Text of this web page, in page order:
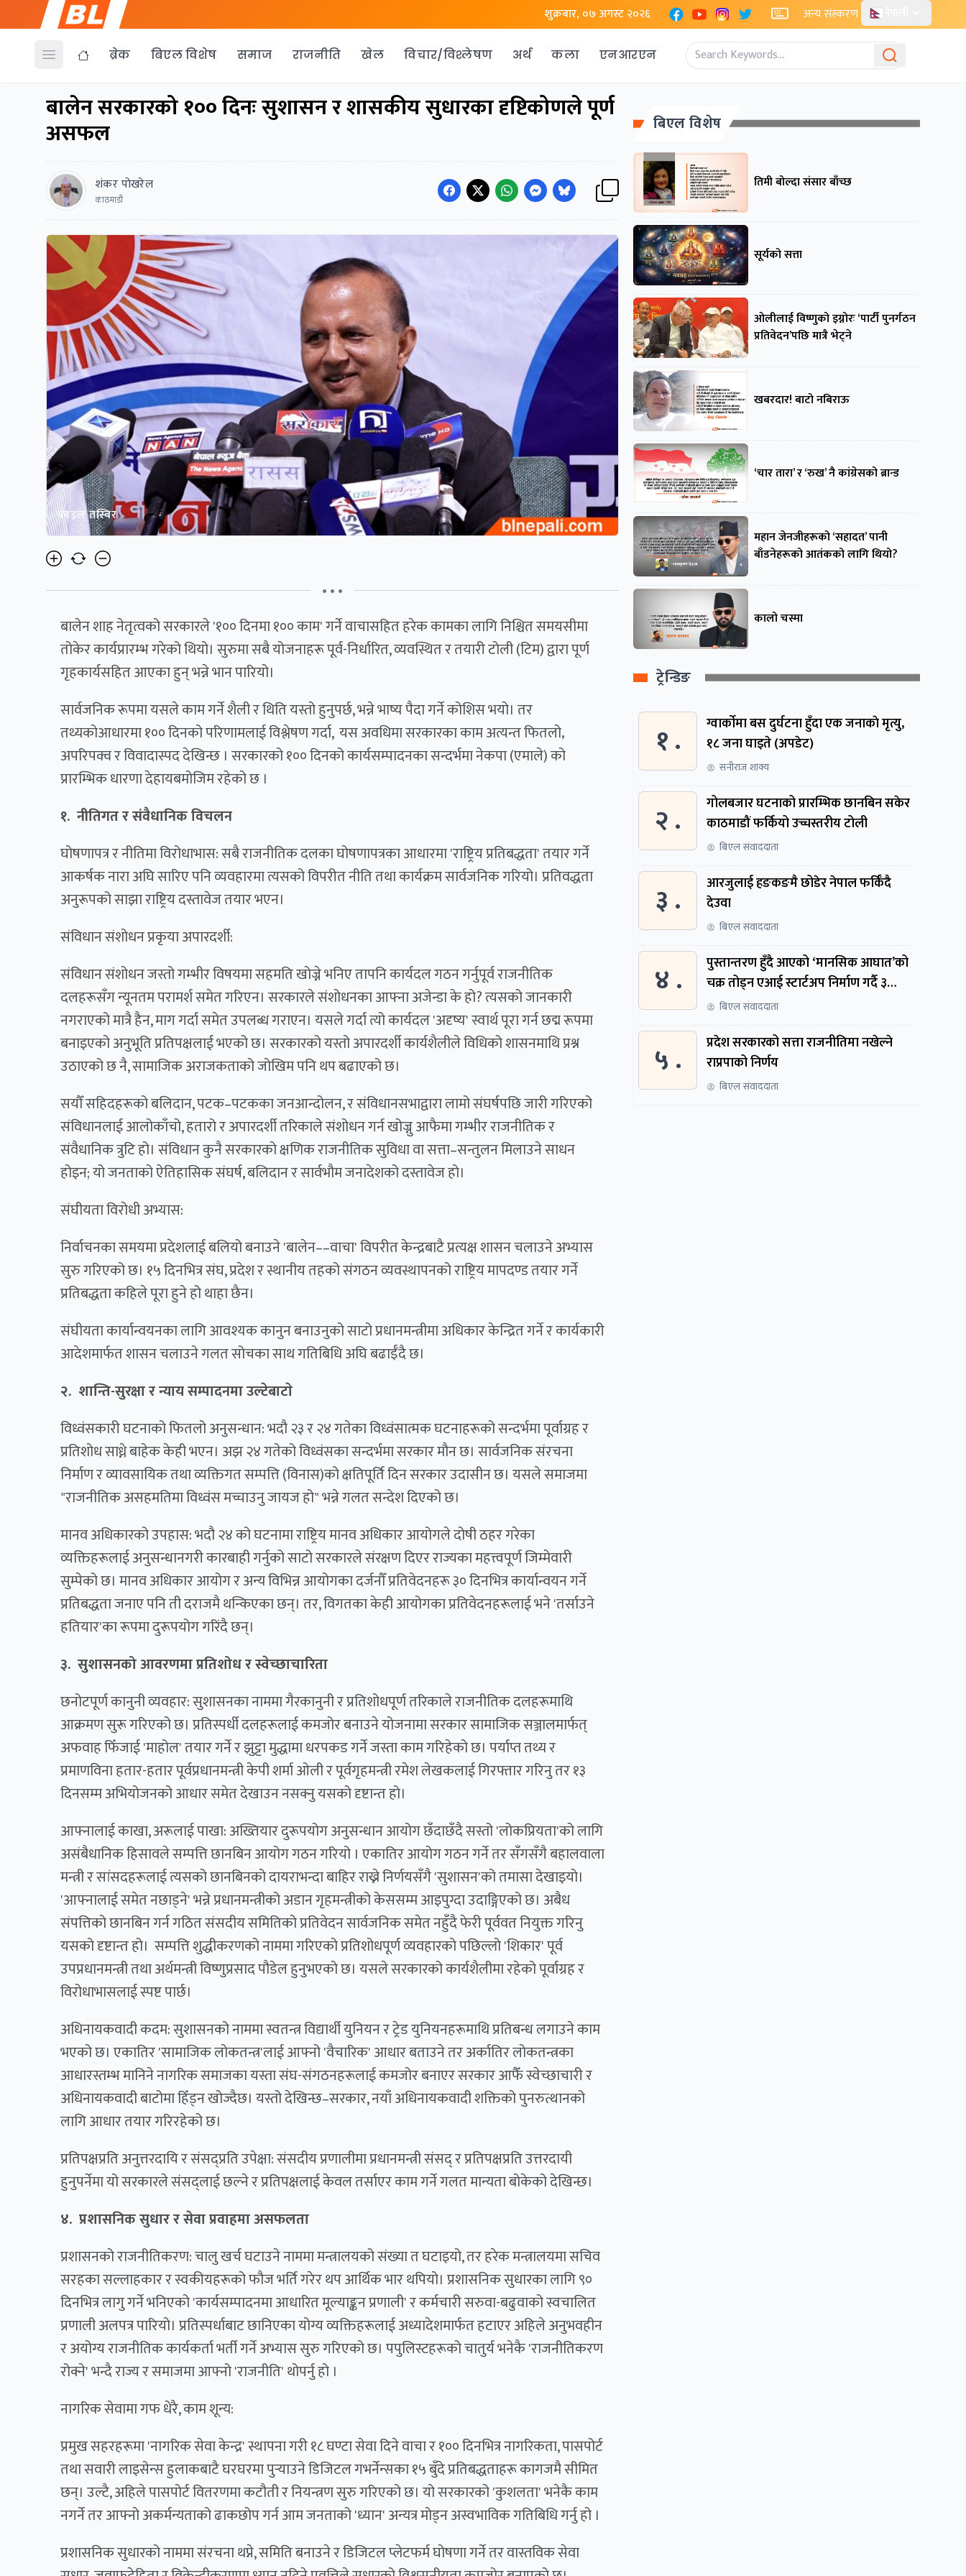
शुक्रबार, ०७ अगस्ट २०२६ FacebookYouTubeInstagram
X अन्य संस्करण
Open menu ब्रेक बिएल विशेष समाज राजनीति खेल विचार/विश्लेषण अर्थ कला एनआरएन
बालेन सरकारको १०० दिनः सुशासन र शासकीय सुधारका दृष्टिकोणले पूर्ण
असफल
शंकर पोखरेल
काठमाडौं
फाइल तस्बिर
• • •
बालेन शाह नेतृत्वको सरकारले '१०० दिनमा १०० काम' गर्ने वाचासहित हरेक कामका लागि निश्चित समयसीमा
तोकेर कार्यप्रारम्भ गरेको थियो। सुरुमा सबै योजनाहरू पूर्व-निर्धारित, व्यवस्थित र तयारी टोली (टिम) द्वारा पूर्ण
गृहकार्यसहित आएका हुन् भन्ने भान पारियो।
सार्वजनिक रूपमा यसले काम गर्ने शैली र थिति यस्तो हुनुपर्छ, भन्ने भाष्य पैदा गर्ने कोशिस भयो। तर
तथ्यकोआधारमा १०० दिनको परिणामलाई विश्लेषण गर्दा, यस अवधिमा सरकारका काम अत्यन्त फितलो‚
अपरिपक्व र विवादास्पद देखिन्छ । सरकारको १०० दिनको कार्यसम्पादनका सन्दर्भमा नेकपा (एमाले) को
प्रारम्भिक धारणा देहायबमोजिम रहेको छ ।
१. नीतिगत र संवैधानिक विचलन
घोषणापत्र र नीतिमा विरोधाभास: सबै राजनीतिक दलका घोषणापत्रका आधारमा 'राष्ट्रिय प्रतिबद्धता' तयार गर्ने
आकर्षक नारा अघि सारिए पनि व्यवहारमा त्यसको विपरीत नीति तथा कार्यक्रम सार्वजनिक गरियो। प्रतिवद्धता
अनुरूपको साझा राष्ट्रिय दस्तावेज तयार भएन।
संविधान संशोधन प्रकृया अपारदर्शी:
संविधान संशोधन जस्तो गम्भीर विषयमा सहमति खोज्ने भनिए तापनि कार्यदल गठन गर्नुपूर्व राजनीतिक
दलहरूसँग न्यूनतम परामर्श समेत गरिएन। सरकारले संशोधनका आफ्ना अजेन्डा के हो? त्यसको जानकारी
नगराएको मात्रै हैन, माग गर्दा समेत उपलब्ध गराएन। यसले गर्दा त्यो कार्यदल 'अदृष्य' स्वार्थ पूरा गर्न छद्म रूपमा
बनाइएको अनुभूति प्रतिपक्षलाई भएको छ। सरकारको यस्तो अपारदर्शी कार्यशैलीले विधिको शासनमाथि प्रश्न
उठाएको छ नै, सामाजिक अराजकताको जोखिम पनि थप बढाएको छ।
सयौँ सहिदहरूको बलिदान, पटक–पटकका जनआन्दोलन, र संविधानसभाद्वारा लामो संघर्षपछि जारी गरिएको
संविधानलाई आलोकाँचो, हतारो र अपारदर्शी तरिकाले संशोधन गर्न खोज्नु आफैमा गम्भीर राजनीतिक र
संवैधानिक त्रुटि हो। संविधान कुनै सरकारको क्षणिक राजनीतिक सुविधा वा सत्ता–सन्तुलन मिलाउने साधन
होइन; यो जनताको ऐतिहासिक संघर्ष, बलिदान र सार्वभौम जनादेशको दस्तावेज हो।
संघीयता विरोधी अभ्यास:
निर्वाचनका समयमा प्रदेशलाई बलियो बनाउने 'बालेन––वाचा' विपरीत केन्द्रबाटै प्रत्यक्ष शासन चलाउने अभ्यास
सुरु गरिएको छ। १५ दिनभित्र संघ, प्रदेश र स्थानीय तहको संगठन व्यवस्थापनको राष्ट्रिय मापदण्ड तयार गर्ने
प्रतिबद्धता कहिले पूरा हुने हो थाहा छैन।
संघीयता कार्यान्वयनका लागि आवश्यक कानुन बनाउनुको साटो प्रधानमन्त्रीमा अधिकार केन्द्रित गर्ने र कार्यकारी
आदेशमार्फत शासन चलाउने गलत सोचका साथ गतिबिधि अघि बढाईँदै छ।
२. शान्ति-सुरक्षा र न्याय सम्पादनमा उल्टेबाटाे
विध्वंसकारी घटनाको फितलो अनुसन्धान: भदौ २३ र २४ गतेका विध्वंसात्मक घटनाहरूको सन्दर्भमा पूर्वाग्रह र
प्रतिशोध साध्ने बाहेक केही भएन। अझ २४ गतेको विध्वंसका सन्दर्भमा सरकार मौन छ। सार्वजनिक संरचना
निर्माण र व्यावसायिक तथा व्यक्तिगत सम्पत्ति (विनास)को क्षतिपूर्ति दिन सरकार उदासीन छ। यसले समाजमा
"राजनीतिक असहमतिमा विध्वंस मच्चाउनु जायज हो" भन्ने गलत सन्देश दिएको छ।
मानव अधिकारको उपहास: भदौ २४ को घटनामा राष्ट्रिय मानव अधिकार आयोगले दोषी ठहर गरेका
व्यक्तिहरूलाई अनुसन्धानगरी कारबाही गर्नुको साटो सरकारले संरक्षण दिएर राज्यका महत्त्वपूर्ण जिम्मेवारी
सुम्पेको छ। मानव अधिकार आयोग र अन्य विभिन्न आयोगका दर्जनौँ प्रतिवेदनहरू ३० दिनभित्र कार्यान्वयन गर्ने
प्रतिबद्धता जनाए पनि ती दराजमै थन्किएका छन्। तर, विगतका केही आयोगका प्रतिवेदनहरूलाई भने 'तर्साउने
हतियार'का रूपमा दुरूपयोग गरिंदै छन्।
३. सुशासनको आवरणमा प्रतिशोध र स्वेच्छाचारिता
छनोटपूर्ण कानुनी व्यवहार: सुशासनका नाममा गैरकानुनी र प्रतिशोधपूर्ण तरिकाले राजनीतिक दलहरूमाथि
आक्रमण सुरू गरिएको छ। प्रतिस्पर्धी दलहरूलाई कमजोर बनाउने योजनामा सरकार सामाजिक सञ्जालमार्फत्
अफवाह फिँजाई 'माहोल' तयार गर्ने र झुट्टा मुद्धामा धरपकड गर्ने जस्ता काम गरिहेको छ। पर्याप्त तथ्य र
प्रमाणविना हतार-हतार पूर्वप्रधानमन्त्री केपी शर्मा ओली र पूर्वगृहमन्त्री रमेश लेखकलाई गिरफ्तार गरिनु तर १३
दिनसम्म अभियोजनको आधार समेत देखाउन नसक्नु यसको दृष्टान्त हो।
आफ्नालाई काखा, अरूलाई पाखा: अख्तियार दुरूपयोग अनुसन्धान आयोग छँदाछँदै सस्तो 'लोकप्रियता'को लागि
असंबैधानिक हिसावले सम्पत्ति छानबिन आयोग गठन गरियो । एकातिर आयोग गठन गर्ने तर सँगसँगै बहालवाला
मन्त्री र सांसदहरूलाई त्यसको छानबिनको दायराभन्दा बाहिर राख्ने निर्णयसँगै 'सुशासन'को तमासा देखाइयो।
'आफ्नालाई समेत नछाड्ने' भन्ने प्रधानमन्त्रीको अडान गृहमन्त्रीको केससम्म आइपुग्दा उदाङ्गिएको छ। अबैध
संपत्तिको छानबिन गर्न गठित संसदीय समितिको प्रतिवेदन सार्वजनिक समेत नहुँदै फेरी पूर्ववत नियुक्त गरिनु
यसको दृष्टान्त हो। सम्पत्ति शुद्धीकरणको नाममा गरिएको प्रतिशोधपूर्ण व्यवहारको पछिल्लो 'शिकार' पूर्व
उपप्रधानमन्त्री तथा अर्थमन्त्री विष्णुप्रसाद पौडेल हुनुभएको छ। यसले सरकारको कार्यशैलीमा रहेको पूर्वाग्रह र
विरोधाभासलाई स्पष्ट पार्छ।
अधिनायकवादी कदम: सुशासनको नाममा स्वतन्त्र विद्यार्थी युनियन र ट्रेड युनियनहरूमाथि प्रतिबन्ध लगाउने काम
भएको छ। एकातिर 'सामाजिक लोकतन्त्र'लाई आफ्नो 'वैचारिक' आधार बताउने तर अर्कातिर लोकतन्त्रका
आधारस्तम्भ मानिने नागरिक समाजका यस्ता संघ-संगठनहरूलाई कमजोर बनाएर सरकार आफैँ स्वेच्छाचारी र
अधिनायकवादी बाटोमा हिँड्न खोज्दैछ। यस्तो देखिन्छ–सरकार, नयाँ अधिनायकवादी शक्तिको पुनरुत्थानको
लागि आधार तयार गरिरहेको छ।
प्रतिपक्षप्रति अनुत्तरदायि र संसद्प्रति उपेक्षा: संसदीय प्रणालीमा प्रधानमन्त्री संसद् र प्रतिपक्षप्रति उत्तरदायी
हुनुपर्नेमा यो सरकारले संसद्लाई छल्ने र प्रतिपक्षलाई केवल तर्साएर काम गर्ने गलत मान्यता बोकेको देखिन्छ।
४. प्रशासनिक सुधार र सेवा प्रवाहमा असफलता
प्रशासनको राजनीतिकरण: चालु खर्च घटाउने नाममा मन्त्रालयको संख्या त घटाइयो, तर हरेक मन्त्रालयमा सचिव
सरहका सल्लाहकार र स्वकीयहरूको फौज भर्ति गरेर थप आर्थिक भार थपियो। प्रशासनिक सुधारका लागि ९०
दिनभित्र लागु गर्ने भनिएको 'कार्यसम्पादनमा आधारित मूल्याङ्कन प्रणाली' र कर्मचारी सरुवा-बढुवाको स्वचालित
प्रणाली अलपत्र पारियो। प्रतिस्पर्धाबाट छानिएका योग्य व्यक्तिहरूलाई अध्यादेशमार्फत हटाएर अहिले अनुभवहीन
र अयोग्य राजनीतिक कार्यकर्ता भर्ती गर्ने अभ्यास सुरु गरिएको छ। पपुलिस्टहरूको चातुर्य भनेकै 'राजनीतिकरण
रोक्ने' भन्दै राज्य र समाजमा आफ्नो 'राजनीति' थोपर्नु हो ।
नागरिक सेवामा गफ धेरै, काम शून्य:
प्रमुख सहरहरूमा 'नागरिक सेवा केन्द्र' स्थापना गरी १८ घण्टा सेवा दिने वाचा र १०० दिनभित्र नागरिकता, पासपोर्ट
तथा सवारी लाइसेन्स हुलाकबाटै घरघरमा पुर्‍याउने डिजिटल गभर्नेन्सका १५ बुँदे प्रतिबद्धताहरू कागजमै सीमित
छन्। उल्टै, अहिले पासपोर्ट वितरणमा कटौती र नियन्त्रण सुरु गरिएको छ। यो सरकारको 'कुशलता' भनेकै काम
नगर्ने तर आफ्नो अकर्मन्यताको ढाकछोप गर्न आम जनताको 'ध्यान' अन्यत्र मोड्न अस्वभाविक गतिबिधि गर्नु हो ।
प्रशासनिक सुधारको नाममा संरचना थप्ने, समिति बनाउने र डिजिटल प्लेटफर्म घोषणा गर्ने तर वास्तविक सेवा
बिएल विशेष
तिमी बोल्दा संसार बाँच्छ
सूर्यको सत्ता
ओलीलाई विष्णुको इग्नोरः ‘पार्टी पुनर्गठन
प्रतिवेदन’पछि मात्रै भेट्ने
खबरदार! बाटो नबिराऊ
‘चार तारा’ र ‘रुख’ नै कांग्रेसको ब्रान्ड
महान जेनजीहरूको ‘सहादत’ पानी
बाँडनेहरूको आतंकको लागि थियो?
कालो चस्मा
ट्रेन्डिङ
१ .
ग्वार्काेमा बस दुर्घटना हुँदा एक जनाकाे मृत्यु,
१८ जना घाइते (अपडेट)
सनीराज शाक्य
२ .
गोलबजार घटनाको प्रारम्भिक छानबिन सकेर
काठमाडौं फर्कियो उच्चस्तरीय टोली
बिएल संवाददाता
३ .
आरजुलाई हङकङमै छोडेर नेपाल फर्किँदै
देउवा
बिएल संवाददाता
४ .
पुस्तान्तरण हुँदै आएको ‘मानसिक आघात’को
चक्र तोड्न एआई स्टार्टअप निर्माण गर्दै ३
नेपाली
बिएल संवाददाता
५ .
प्रदेश सरकारको सत्ता राजनीतिमा नखेल्ने
राप्रपाको निर्णय
बिएल संवाददाता